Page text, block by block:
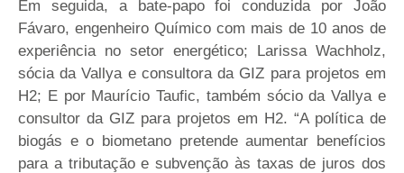
Em seguida, a bate-papo foi conduzida por João
Fávaro, engenheiro Químico com mais de 10 anos de
experiência no setor energético; Larissa Wachholz,
sócia da Vallya e consultora da GIZ para projetos em
H2; E por Maurício Taufic, também sócio da Vallya e
consultor da GIZ para projetos em H2. “A política de
biogás e o biometano pretende aumentar benefícios
para a tributação e subvenção às taxas de juros dos